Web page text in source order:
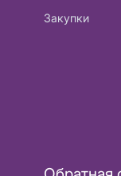
Закупки